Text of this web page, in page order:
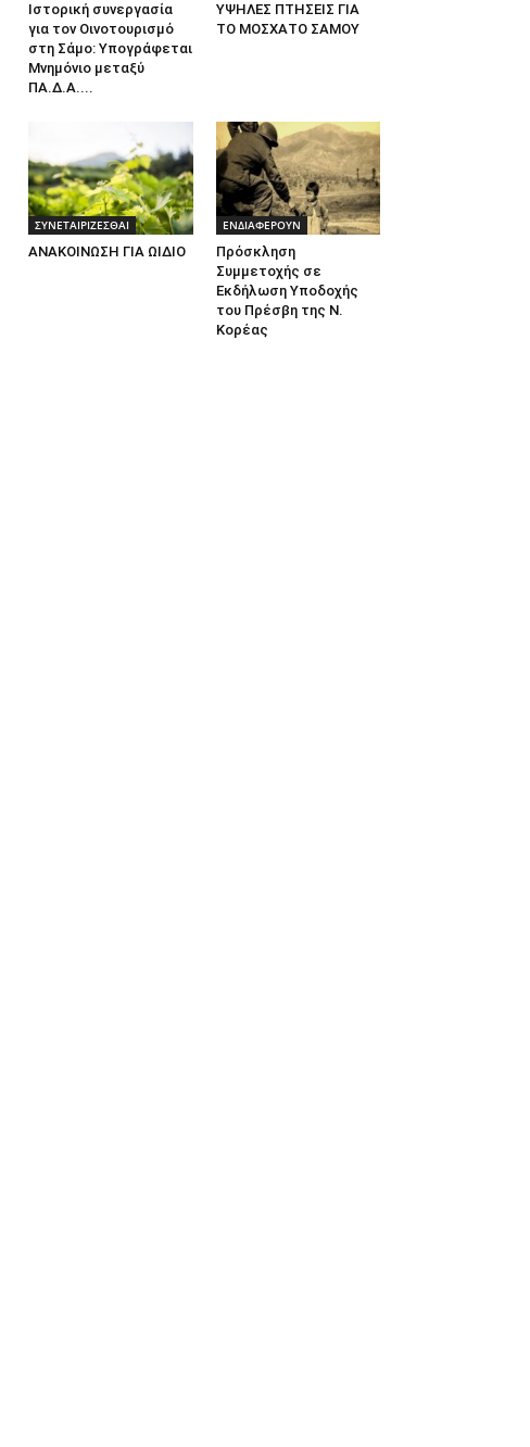
Ιστορική συνεργασία
για τον Οινοτουρισμό
στη Σάμο: Υπογράφεται
Μνημόνιο μεταξύ
ΠΑ.Δ.Α....
ΥΨΗΛΕΣ ΠΤΗΣΕΙΣ ΓΙΑ
ΤΟ ΜΟΣΧΑΤΟ ΣΑΜΟΥ
ΣΥΝΕΤΑΙΡΙΖΕΣΘΑΙ
ΑΝΑΚΟΙΝΩΣΗ ΓΙΑ ΩΙΔΙΟ
ΕΝΔΙΑΦΕΡΟΥΝ
Πρόσκληση
Συμμετοχής σε
Εκδήλωση Υποδοχής
του Πρέσβη της Ν.
Κορέας